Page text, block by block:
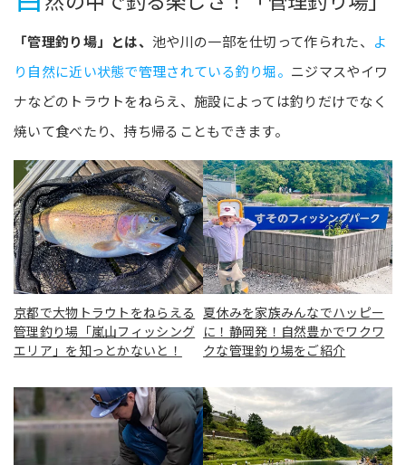
「管理釣り場」とは、 池や川の一部を仕切って作られた、
よ
り自然に近い状態で管理されている釣り堀。 ニジマスやイワ
ナなどのトラウトをねらえ、施設によっては釣りだけでなく
焼いて食べたり、持ち帰ることもできます。
京都で大物トラウトをねらえる
管理釣り場「嵐山フィッシング
エリア」を知っとかないと！
夏休みを家族みんなでハッピー
に！静岡発！自然豊かでワクワ
クな管理釣り場をご紹介